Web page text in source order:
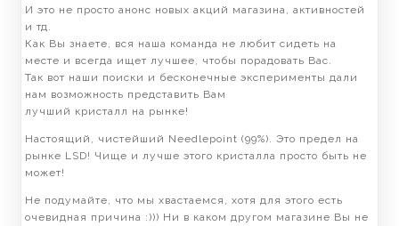
И это не просто анонс новых акций магазина, активностей
и тд.
Как Вы знаете, вся наша команда не любит сидеть на
месте и всегда ищет лучшее, чтобы порадовать Вас.
Так вот наши поиски и бесконечные эксперименты дали
нам возможность представить Вам
лучший кристалл на рынке!
Настоящий, чистейший Needlepoint (99%). Это предел на
рынке LSD! Чище и лучше этого кристалла просто быть не
может!
Не подумайте, что мы хвастаемся, хотя для этого есть
очевидная причина :))) Ни в каком другом магазине Вы не